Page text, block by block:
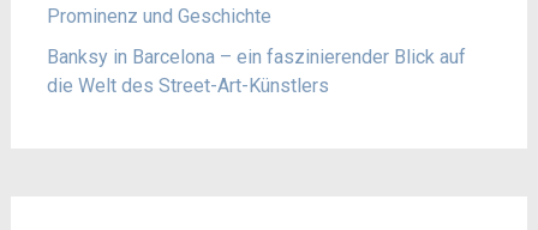
Prominenz und Geschichte
Banksy in Barcelona – ein faszinierender Blick auf
die Welt des Street-Art-Künstlers